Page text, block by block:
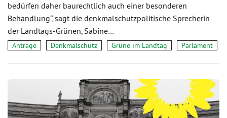
bedürfen daher baurechtlich auch einer besonderen
Behandlung“, sagt die denkmalschutzpolitische Sprecherin
der Landtags-Grünen, Sabine…
Anträge Denkmalschutz Grüne im Landtag Parlament